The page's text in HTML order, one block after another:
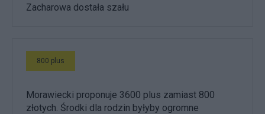
Zacharowa dostała szału
800 plus
Morawiecki proponuje 3600 plus zamiast 800
złotych. Środki dla rodzin byłyby ogromne